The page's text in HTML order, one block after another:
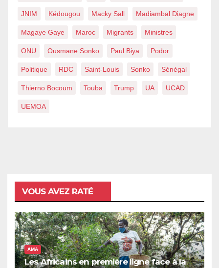
JNIM Kédougou Macky Sall Madiambal Diagne
Magaye Gaye Maroc Migrants Ministres
ONU Ousmane Sonko Paul Biya Podor
Politique RDC Saint-Louis Sonko Sénégal
Thierno Bocoum Touba Trump UA UCAD
UEMOA
VOUS AVEZ RATÉ
AMA
Les Africains en première ligne face à la